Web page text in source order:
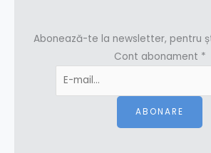
Abonează-te la newsletter, pentru
Cont abonament *
ABONARE